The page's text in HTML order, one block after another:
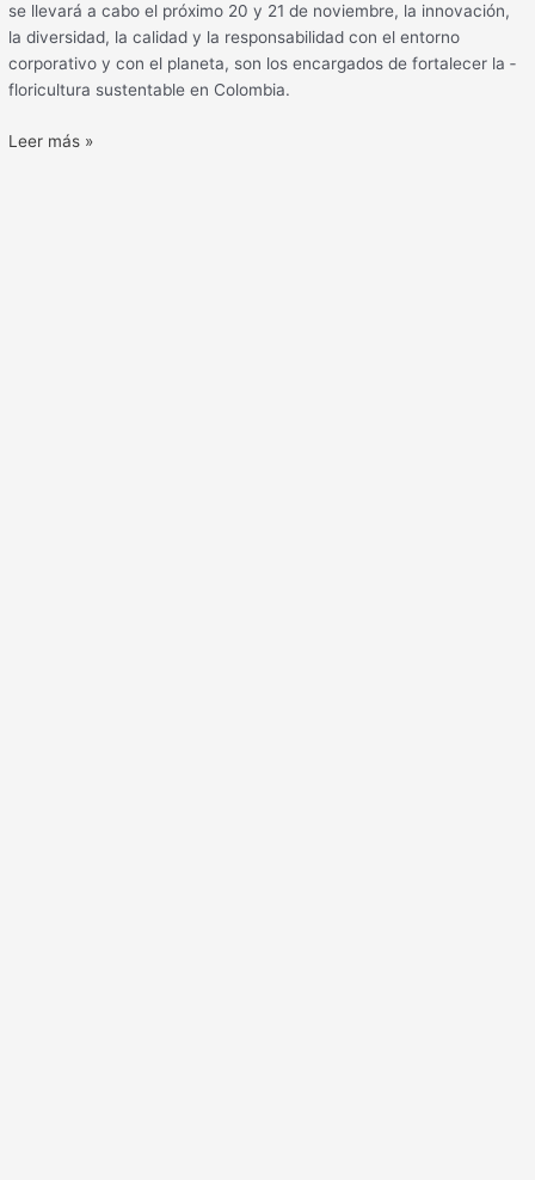
se llevará a cabo el próximo 20 y 21 de noviembre, la innovación,
la diversidad, la calidad y la responsabilidad con el entorno
corporativo y con el planeta, son los encargados de fortalecer la ­
floricultura sustentable en Colombia.
Leer más »